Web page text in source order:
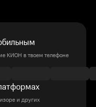
КИОН в твоем телефоне
и других